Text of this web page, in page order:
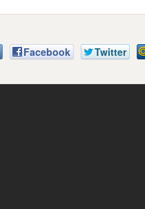
Facebook Twitter